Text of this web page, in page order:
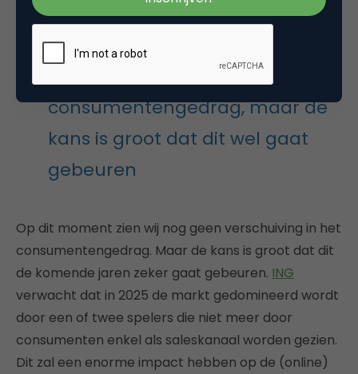
Op dit moment zien wij nog
geen verschuiving in het
consumentengedrag, maar de
kans is groot dat dit wel gaat
gebeuren
Op dit moment zien wij nog geen verschuiving in het
consumentengedrag. Maar de kans is groot dat dit
de komende jaren zeker gaat gebeuren. ING
verwacht dat in 2025 de markt gedomineerd wordt
door een of twee spelers die niet meer door
consumenten enkel als saleskanaal worden gezien.
Dit zal een enorme impact hebben op de (online)